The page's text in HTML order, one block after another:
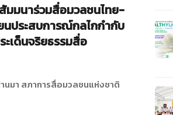
มมนาร่วมสื่อมวลชนไทย-
ประสบการณ์กลไกกำกับ
ะเด็นจริยธรรมสื่อ
นมา สภาการสื่อมวลชนแห่งชาติ